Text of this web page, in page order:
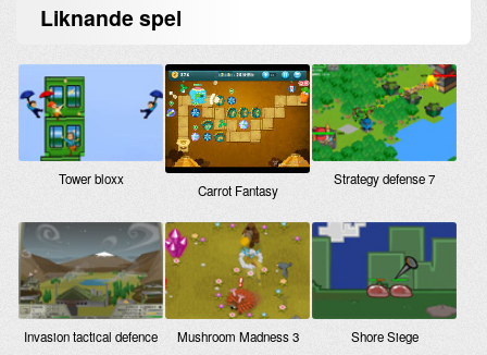
Liknandespel
Tower bloxx
Carrot Fantasy
Strategy defense 7
Invasion tactical defence Mushroom Madness 3 Shore Siege